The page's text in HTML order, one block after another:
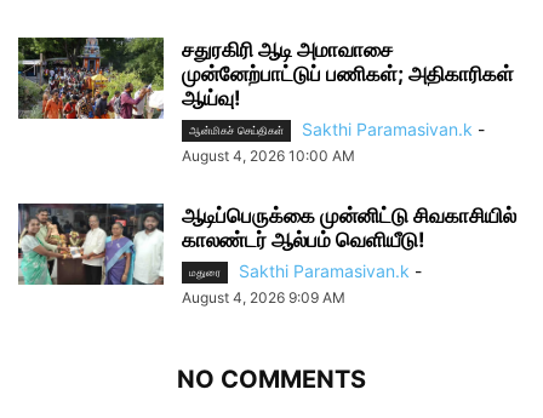
சதுரகிரி ஆடி அமாவாசை
முன்னேற்பாட்டுப் பணிகள்; அதிகாரிகள்
ஆய்வு!
ஆன்மிகச் செய்திகள் Sakthi Paramasivan.k -
August 4, 2026 10:00 AM
ஆடிப்பெருக்கை முன்னிட்டு சிவகாசியில்
காலண்டர் ஆல்பம் வெளியீடு!
மதுரை Sakthi Paramasivan.k -
August 4, 2026 9:09 AM
NO COMMENTS